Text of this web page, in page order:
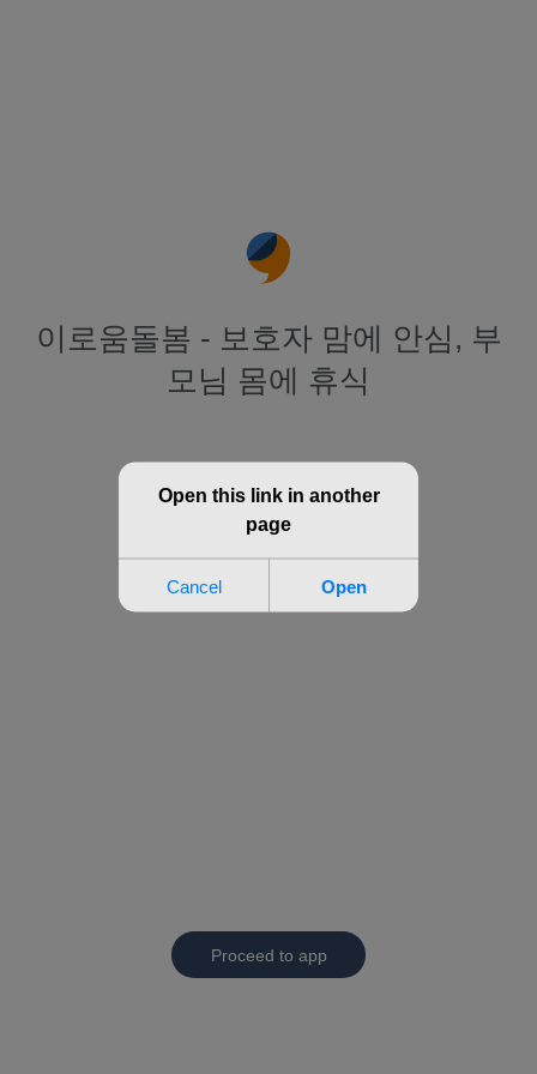
이로움돌봄 - 보호자 맘에 안심, 부
모님 몸에 휴식
Proceed to app